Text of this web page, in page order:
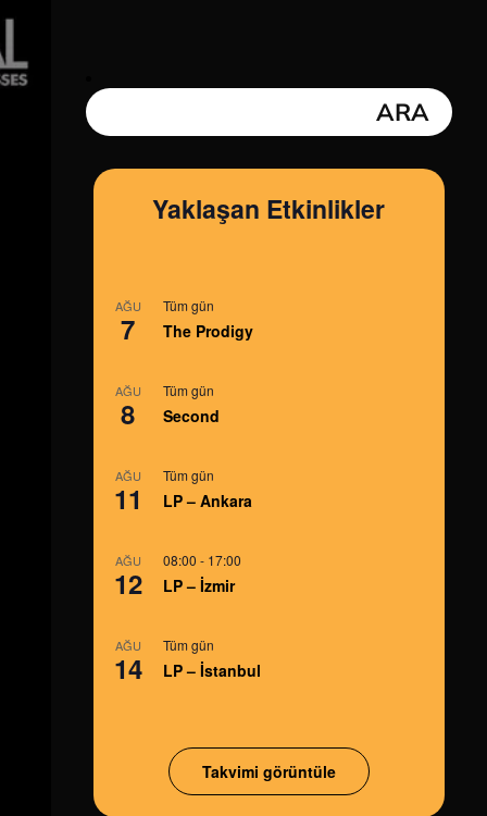
Yaklaşan Etkinlikler
AĞU
7
Tüm gün
The Prodigy
AĞU
8
Tüm gün
Second
AĞU
11
Tüm gün
LP – Ankara
AĞU
12
08:00 - 17:00
LP – İzmir
AĞU
14
Tüm gün
LP – İstanbul
Takvimi görüntüle